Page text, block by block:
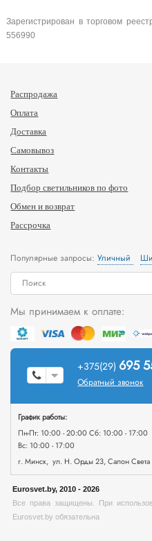
Зарегистрирован в торговом
556990
Распродажа
Оплата
Доставка
Самовывоз
Контакты
Подбор светильников по фото
Обмен и возврат
Рассрочка
Популярные запросы:Уличный
Мы принимаем к оплате:
+375(29) 695
Обратный звонок
График работы:
Пн-Пт: 10:00 - 20:00 Сб: 10:00 - 17:00
Вс: 10:00 - 17:00
г. Минск, ул. Н. Орды 23, Салон Света
Eurosvet.by, 2010 - 2026
Все права защищены. При
Eurosvet.by обязательна